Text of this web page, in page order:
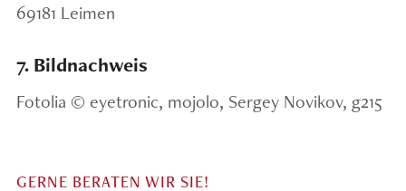
69181 Leimen
7. Bildnachweis
Fotolia © eyetronic, mojolo, Sergey Novikov, g215
GERNE BERATEN WIR SIE!